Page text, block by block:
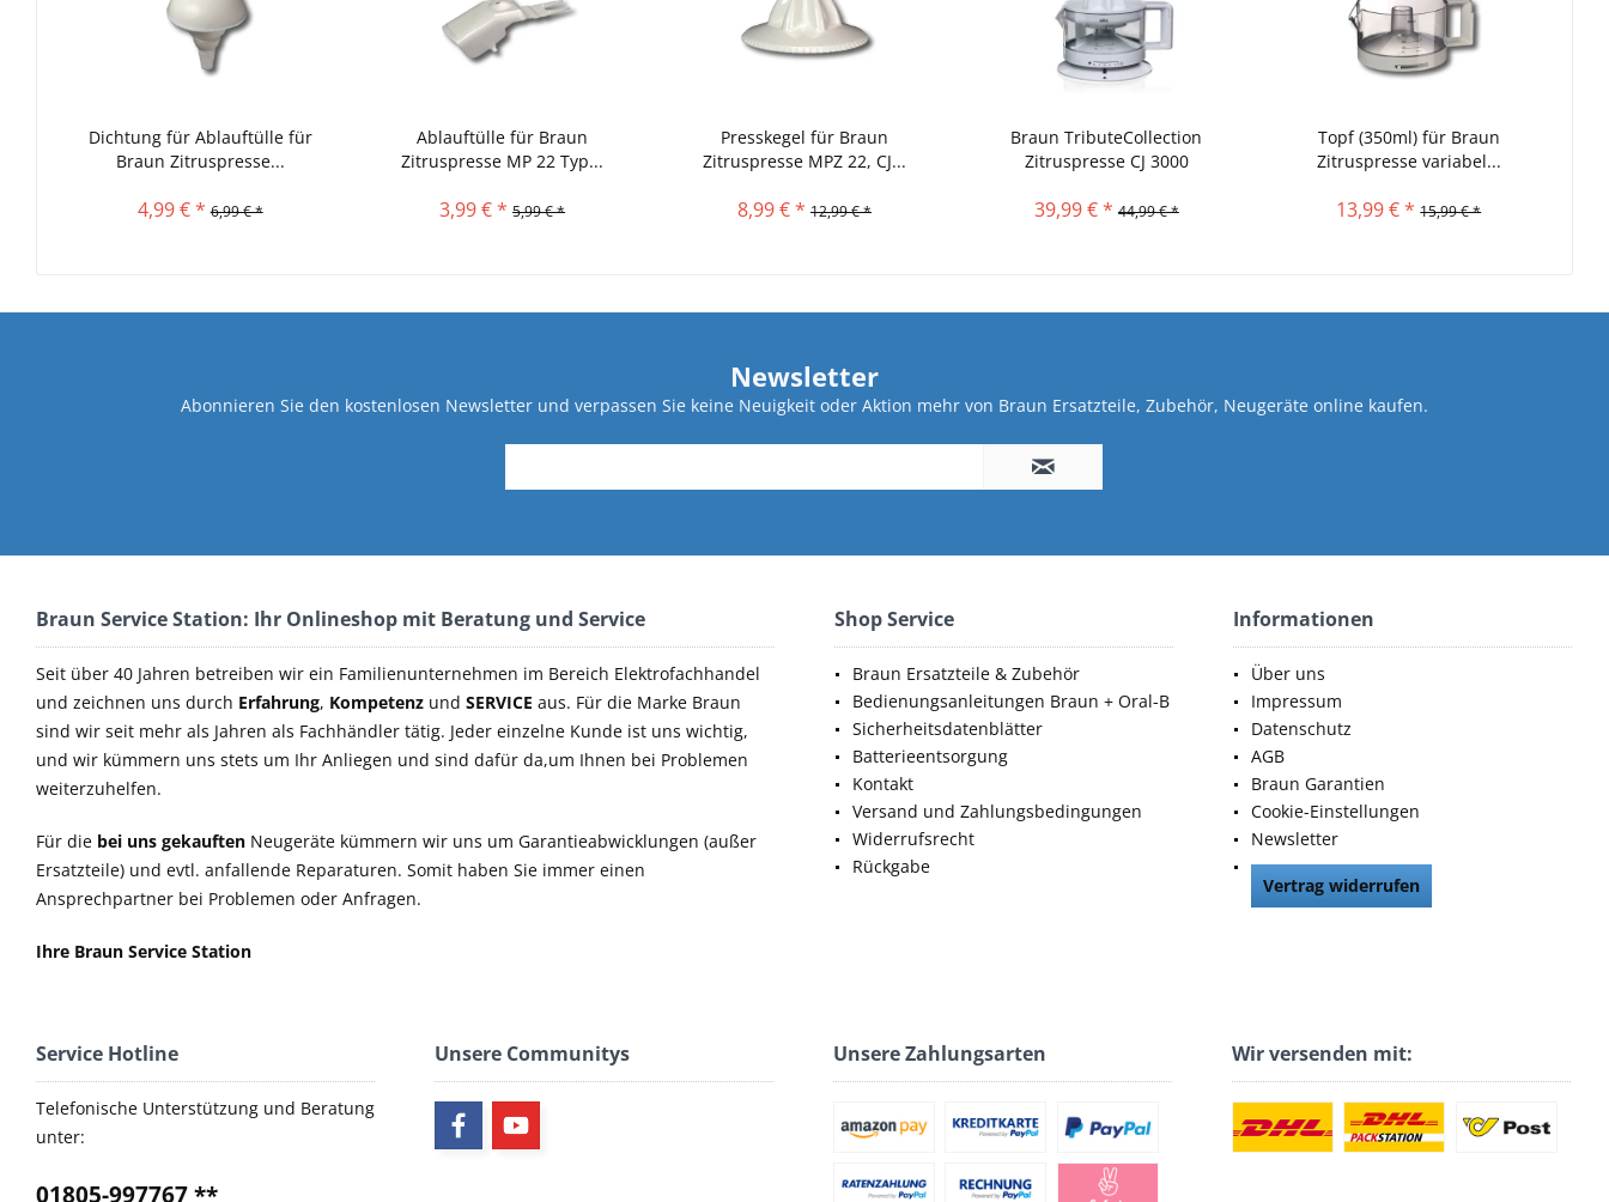
Dichtung für Ablauftülle für
Braun Zitruspresse...
4,99 € * 6,99 € *
Ablauftülle für Braun
Zitruspresse MP 22 Typ...
3,99 € * 5,99 € *
Presskegel für Braun
Zitruspresse MPZ 22, CJ...
8,99 € * 12,99 € *
Braun TributeCollection
Zitruspresse CJ 3000
39,99 € * 44,99 € *
Topf (350ml) für Braun
Zitruspresse variabel...
13,99 € * 15,99 € *
Newsletter
Abonnieren Sie den kostenlosen Newsletter und verpassen Sie keine Neuigkeit oder Aktion mehr von Braun Ersatzteile, Zubehör, Neugeräte online kaufen.
Braun Service Station: Ihr Onlineshop mit Beratung und Service
Seit über 40 Jahren betreiben wir ein Familienunternehmen im Bereich Elektrofachhandel
und zeichnen uns durch Erfahrung, Kompetenz und SERVICE aus. Für die Marke Braun
sind wir seit mehr als Jahren als Fachhändler tätig. Jeder einzelne Kunde ist uns wichtig,
und wir kümmern uns stets um Ihr Anliegen und sind dafür da,um Ihnen bei Problemen
weiterzuhelfen.
Für die bei uns gekauften Neugeräte kümmern wir uns um Garantieabwicklungen (außer
Ersatzteile) und evtl. anfallende Reparaturen. Somit haben Sie immer einen
Ansprechpartner bei Problemen oder Anfragen.
Ihre Braun Service Station
Shop Service
Braun Ersatzteile & Zubehör
Bedienungsanleitungen Braun + Oral-B
Sicherheitsdatenblätter
Batterieentsorgung
Kontakt
Versand und Zahlungsbedingungen
Widerrufsrecht
Rückgabe
Informationen
Über uns
Impressum
Datenschutz
AGB
Braun Garantien
Cookie-Einstellungen
Newsletter
Vertrag widerrufen
Service Hotline
Telefonische Unterstützung und Beratung
unter:
01805-997767 **
Unsere Communitys Unsere Zahlungsarten Wir versenden mit: